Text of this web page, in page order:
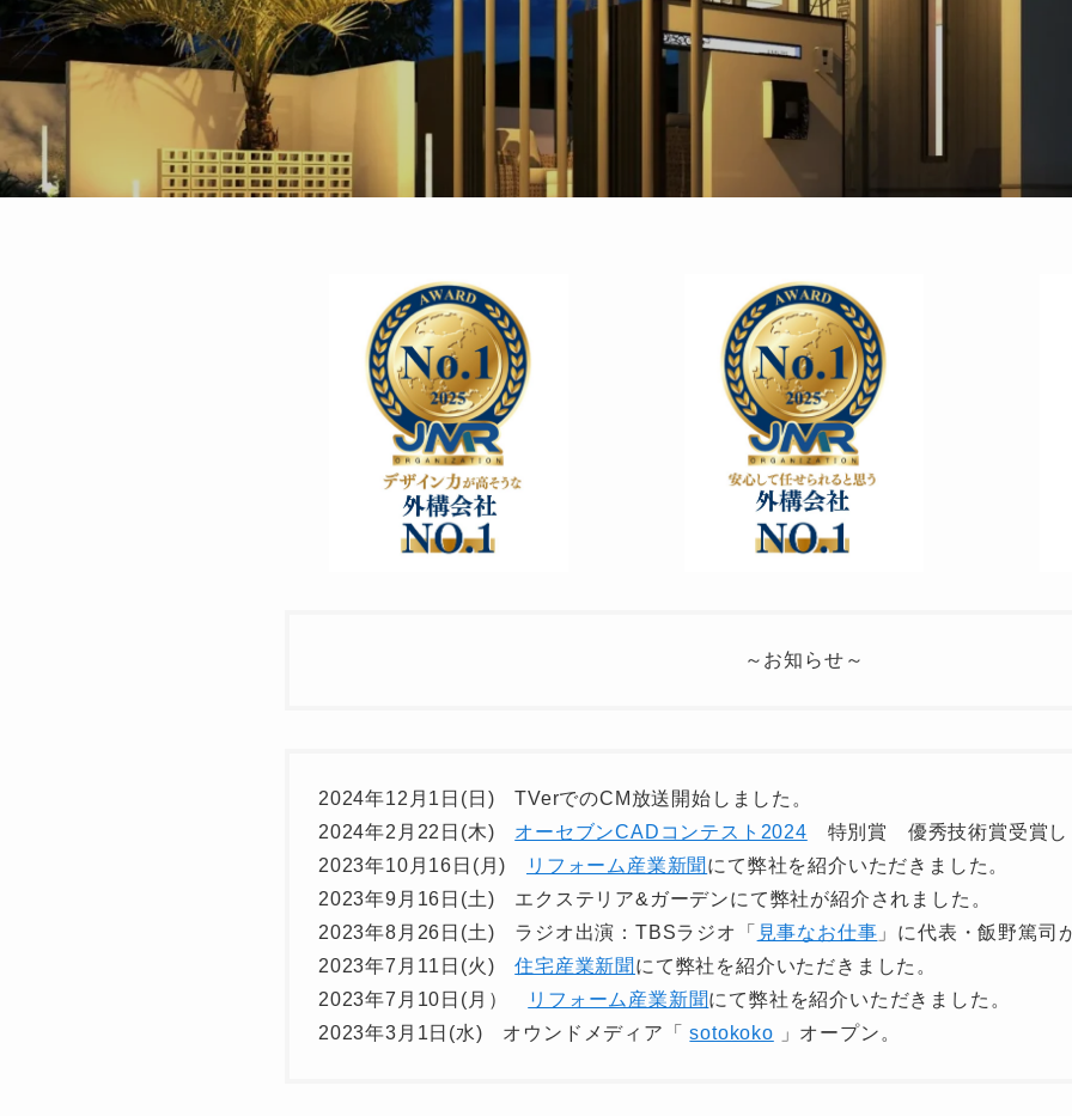
～お知らせ～
2024年12月1日(日) TVerでのCM放送開始しました。
2024年2月22日(木) オーセブンCADコンテスト2024 特別賞 優秀技術賞受賞し
2023年10月16日(月)
リフォーム産業新聞 にて弊社を紹介いただきました。
2023年9月16日(土) エクステリア&ガーデンにて弊社が紹介されました。
2023年8月26日(土) ラジオ出演：TBSラジオ「 見事なお仕事 」に代表・飯野篤司
2023年7月11日(火)住宅産業新聞 にて弊社を紹介いただきました。
2023年7月10日(月）
リフォーム産業新聞にて弊社を紹介いただきました。
2023年3月1日(水) オウンドメディア「sotokoko 」オープン。